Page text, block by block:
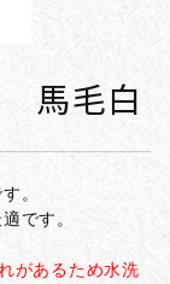
馬毛白
。
です。
があるため水洗